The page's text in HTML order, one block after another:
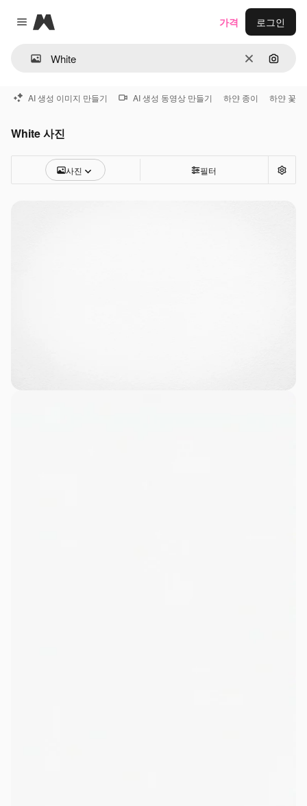
Close menu
Magnific
지우기이미지
가격 로그인
AI 생성 이미지 만들기 AI 생성 동영상 만들기 하얀 종이 하얀 꽃
White 사진
사진 필터